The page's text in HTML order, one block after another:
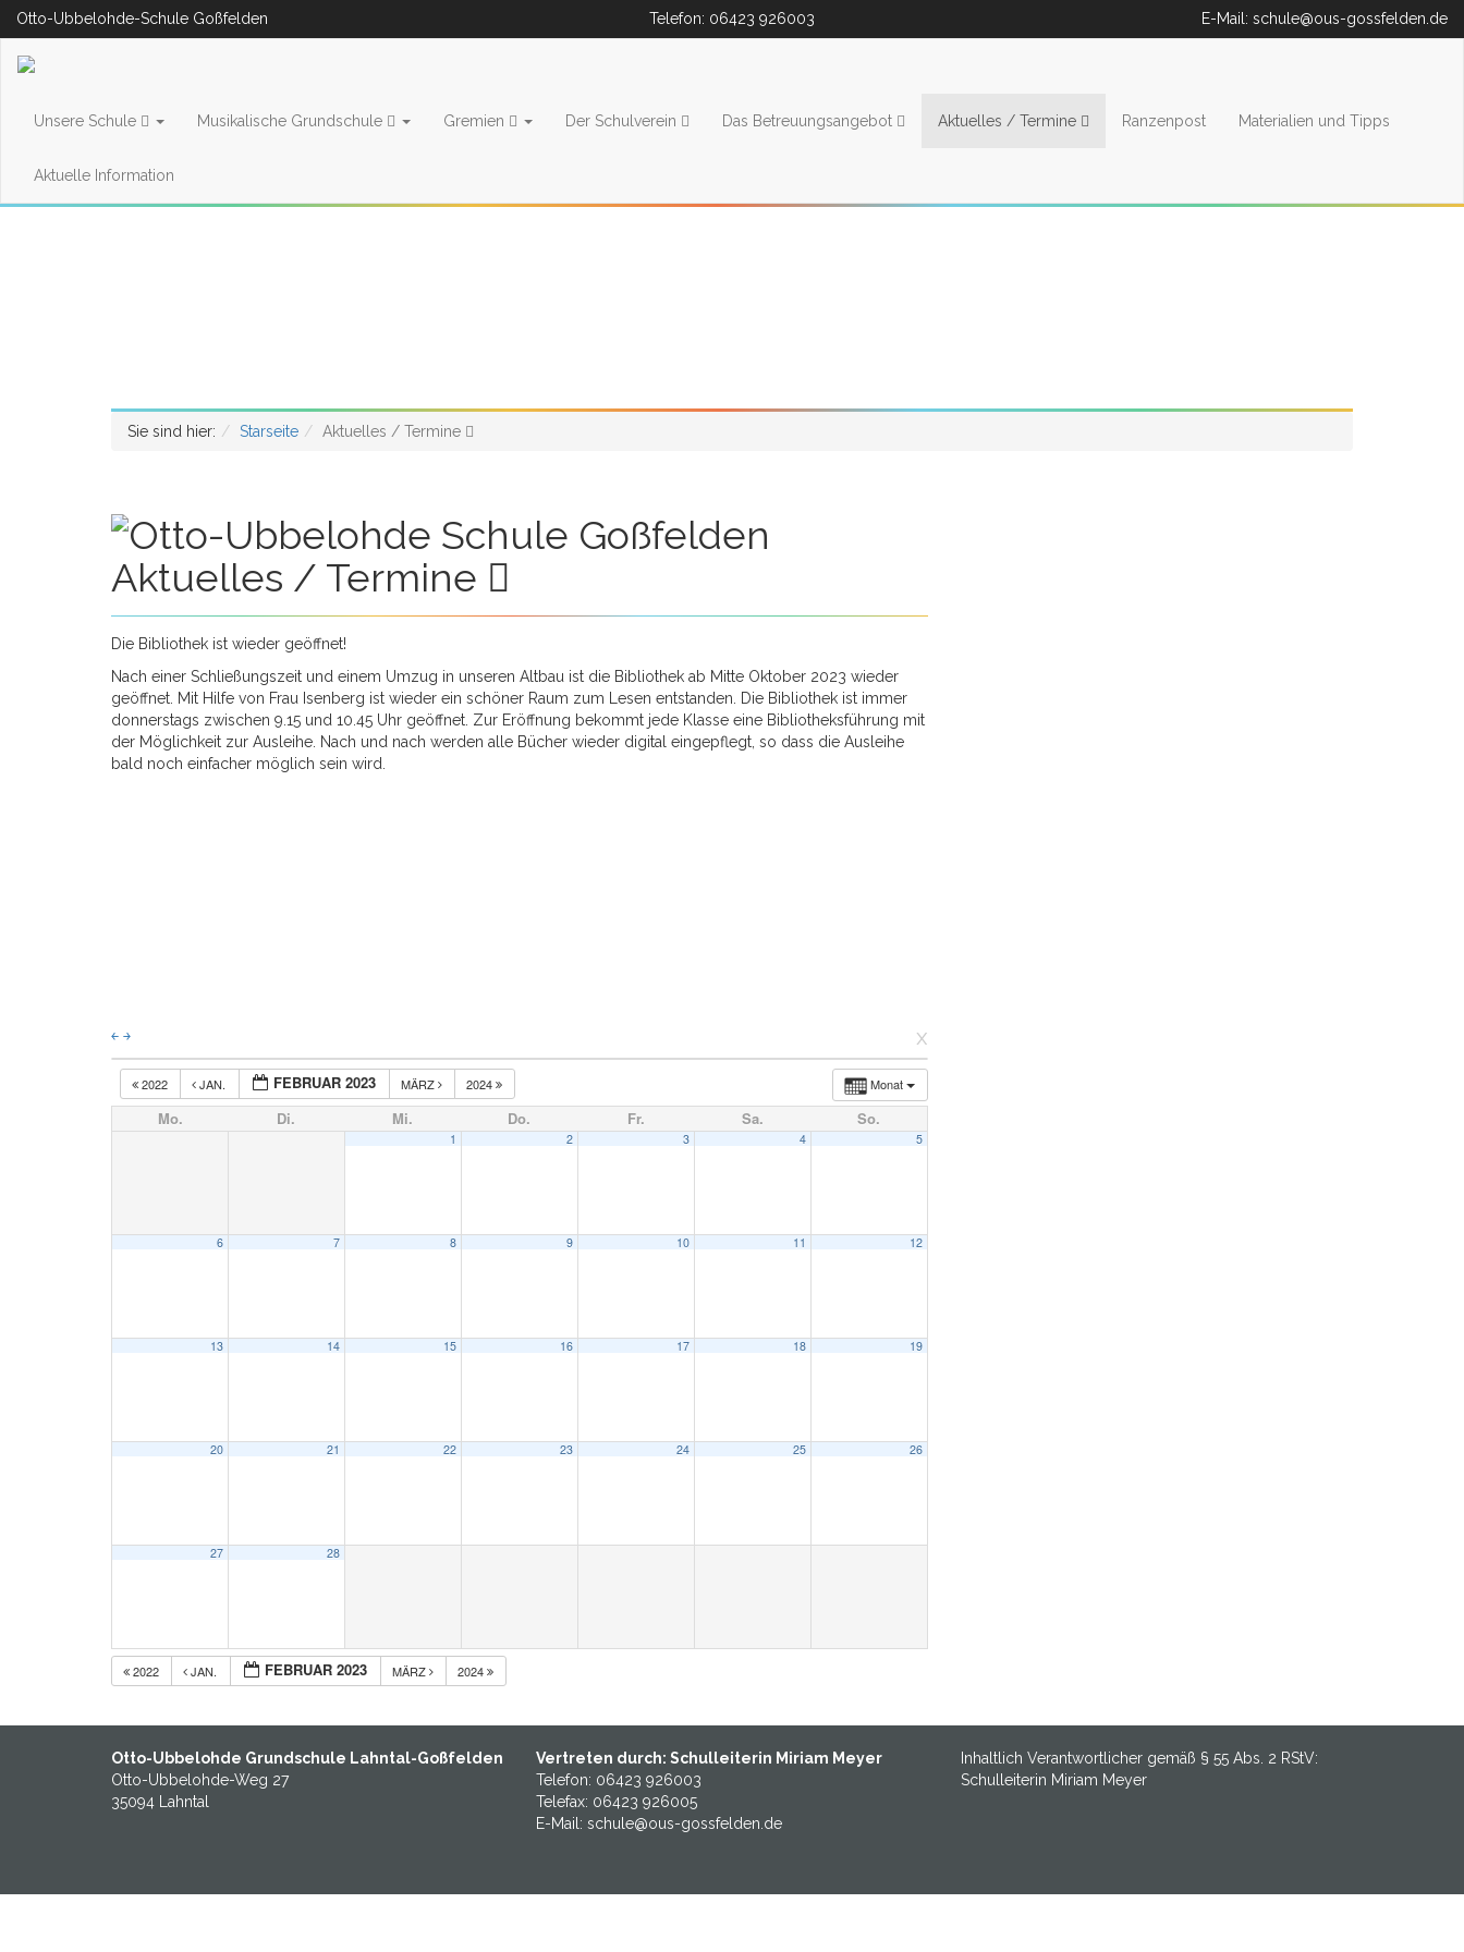
Otto-Ubbelohde-Schule Goßfelden Telefon: 06423 926003 E-Mail: schule@ous-gossfelden.de
Unsere Schule Musikalische Grundschule Gremien Der Schulverein Das Betreuungsangebot Aktuelles / Termine Ranzenpost Materialien und Tipps
Aktuelle Information
Sie sind hier: Starseite Aktuelles / Termine
Aktuelles / Termine
Die Bibliothek ist wieder geöffnet!
Nach einer Schließungszeit und einem Umzug in unseren Altbau ist die Bibliothek ab Mitte Oktober 2023 wieder
geöffnet. Mit Hilfe von Frau Isenberg ist wieder ein schöner Raum zum Lesen entstanden. Die Bibliothek ist immer
donnerstags zwischen 9.15 und 10.45 Uhr geöffnet. Zur Eröffnung bekommt jede Klasse eine Bibliotheksführung mit
der Möglichkeit zur Ausleihe. Nach und nach werden alle Bücher wieder digital eingepflegt, so dass die Ausleihe
bald noch einfacher möglich sein wird.
￩ ￫ x
Monat
2022 JAN. FEBRUAR 2023 MÄRZ 2024
Mo. Di. Mi. Do. Fr. Sa. So.
1 2 3 4 5
6 7 8 9 10 11 12
13 14 15 16 17 18 19
20 21 22 23 24 25 26
27 28
2022 JAN. FEBRUAR 2023 MÄRZ 2024
Otto-Ubbelohde Grundschule Lahntal-Goßfelden
Otto-Ubbelohde-Weg 27
35094 Lahntal
Vertreten durch: Schulleiterin Miriam Meyer
Telefon: 06423 926003
Telefax: 06423 926005
E-Mail: schule@ous-gossfelden.de
Inhaltlich Verantwortlicher gemäß § 55 Abs. 2 RStV:
Schulleiterin Miriam Meyer